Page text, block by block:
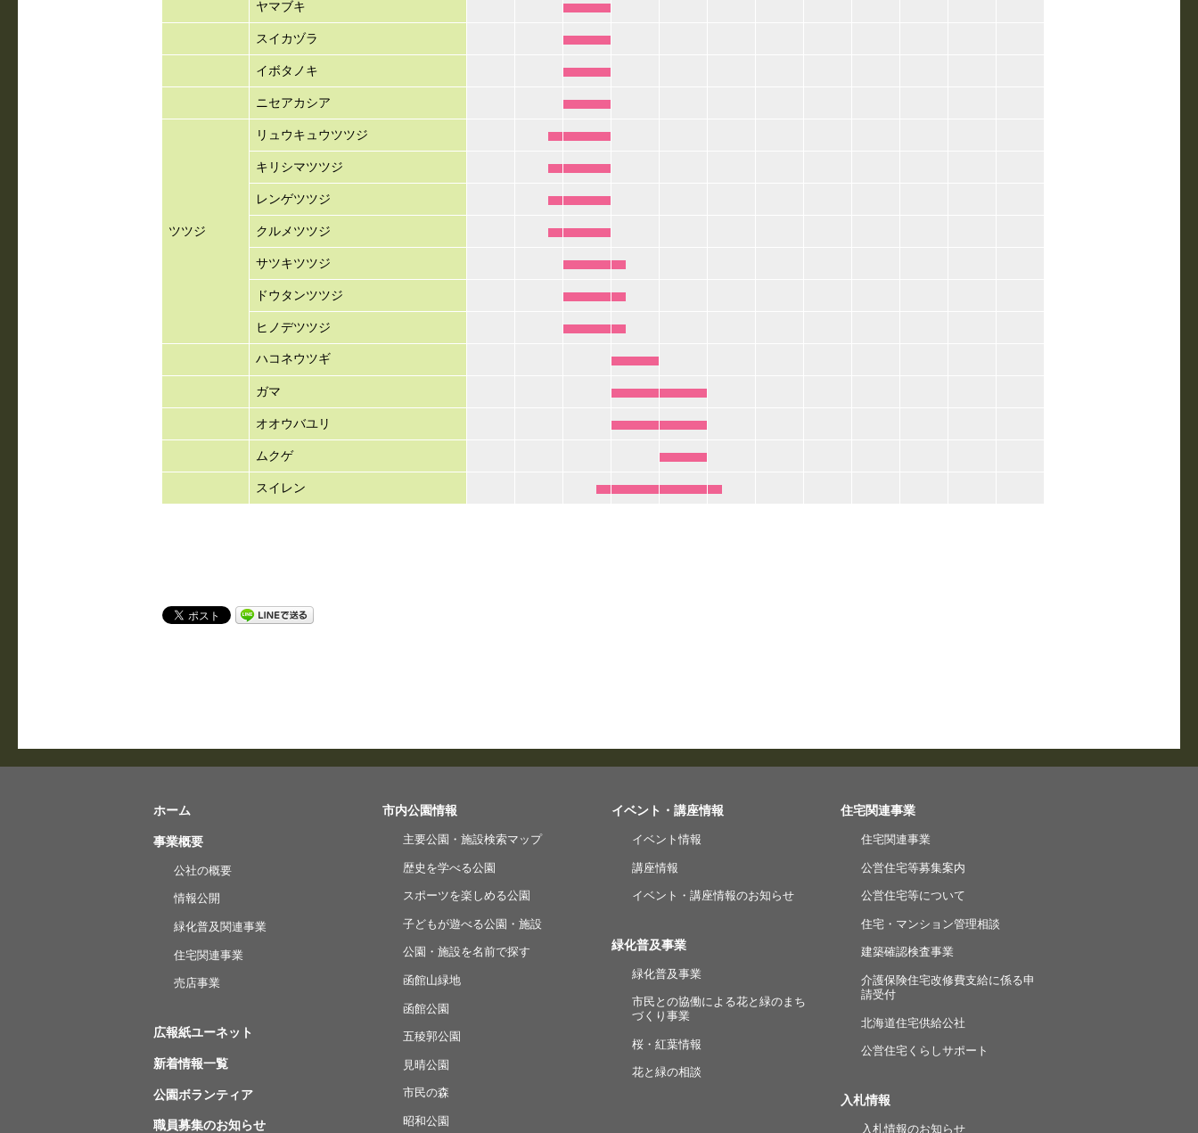
ヤマブキ
スイカヅラ
イボタノキ
ニセアカシア
ツツジ
リュウキュウツツジ
キリシマツツジ
レンゲツツジ
クルメツツジ
サツキツツジ
ドウタンツツジ
ヒノデツツジ
ハコネウツギ
ガマ
オオウバユリ
ムクゲ
スイレン
ホーム
事業概要
公社の概要
情報公開
緑化普及関連事業
住宅関連事業
売店事業
広報紙ユーネット
新着情報一覧
公園ボランティア
職員募集のお知らせ
市内公園情報
主要公園・施設検索マップ
歴史を学べる公園
スポーツを楽しめる公園
子どもが遊べる公園・施設
公園・施設を名前で探す
函館山緑地
函館公園
五稜郭公園
見晴公園
市民の森
昭和公園
イベント・講座情報
イベント情報
講座情報
イベント・講座情報のお知らせ
緑化普及事業
緑化普及事業
市民との協働による花と緑のまち
づくり事業
桜・紅葉情報
花と緑の相談
住宅関連事業
住宅関連事業
公営住宅等募集案内
公営住宅等について
住宅・マンション管理相談
建築確認検査事業
介護保険住宅改修費支給に係る申
請受付
北海道住宅供給公社
公営住宅くらしサポート
入札情報
入札情報のお知らせ